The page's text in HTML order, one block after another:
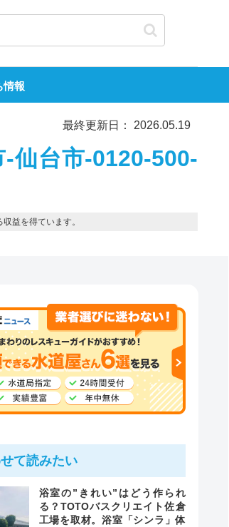
情報
最終更新日： 2026.05.19
仙台市-0120-500-
益を得ています。
て読みたい
浴室の”きれい”はどう作られ
る？TOTOバスクリエイト佐倉
工場を取材。浴室「シンラ」体